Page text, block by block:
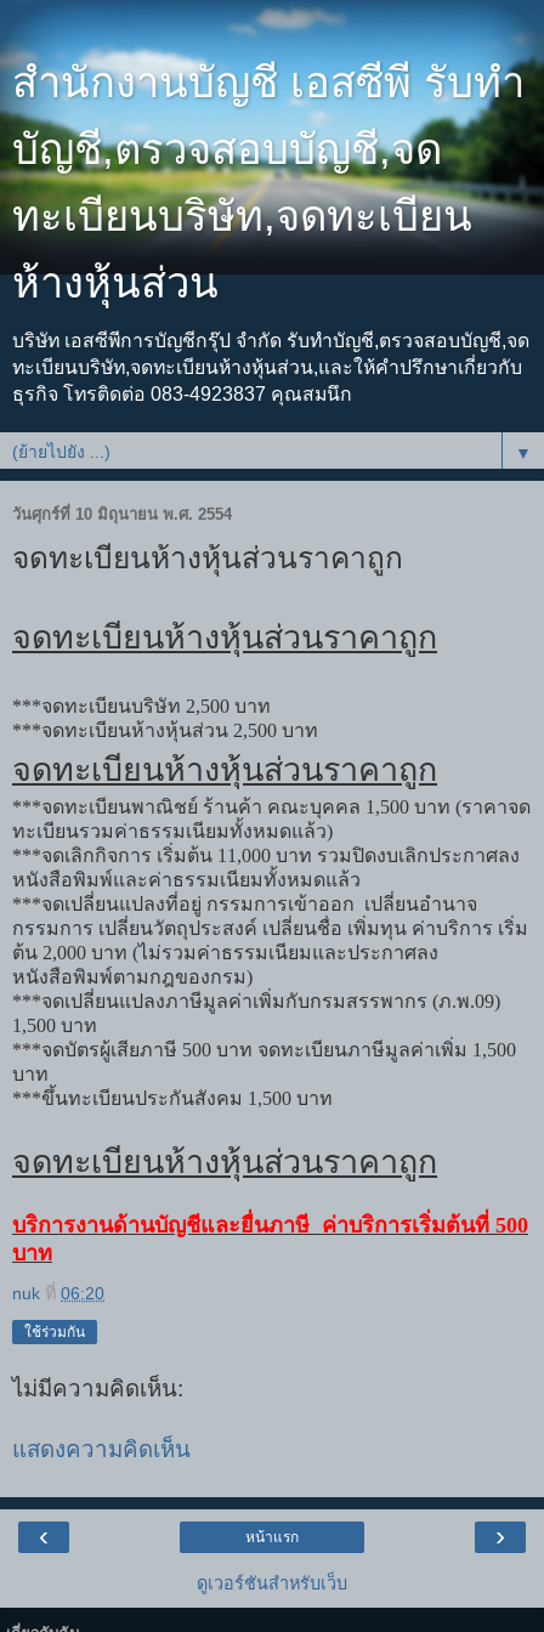
สำนักงานบัญชี เอสซีพี รับทำ
บัญชี,ตรวจสอบบัญชี,จด
ทะเบียนบริษัท,จดทะเบียน
ห้างหุ้นส่วน
บริษัท เอสซีพีการบัญชีกรุ๊ป จำกัด รับทำบัญชี,ตรวจสอบบัญชี,จด
ทะเบียนบริษัท,จดทะเบียนห้างหุ้นส่วน,และให้คำปรึกษาเกี่ยวกับ
ธุรกิจ โทรติดต่อ 083-4923837 คุณสมนึก
▼
วันศุกร์ที่ 10 มิถุนายน พ.ศ. 2554
จดทะเบียนห้างหุ้นส่วนราคาถูก
จดทะเบียนห้างหุ้นส่วนราคาถูก
***จดทะเบียนบริษัท 2,500 บาท
***จดทะเบียนห้างหุ้นส่วน 2,500 บาท
จดทะเบียนห้างหุ้นส่วนราคาถูก
***จดทะเบียนพาณิชย์ ร้านค้า คณะบุคคล 1,500 บาท (ราคาจด
ทะเบียนรวมค่าธรรมเนียมทั้งหมดแล้ว)
***จดเลิกกิจการ เริ่มต้น 11,000 บาท รวมปิดงบเลิกประกาศลง
หนังสือพิมพ์และค่าธรรมเนียมทั้งหมดแล้ว
***จดเปลี่ยนแปลงที่อยู่ กรรมการเข้าออก เปลี่ยนอำนาจ
กรรมการ เปลี่ยนวัตถุประสงค์ เปลี่ยนชื่อ เพิ่มทุน ค่าบริการ เริ่ม
ต้น 2,000 บาท (ไม่รวมค่าธรรมเนียมและประกาศลง
หนังสือพิมพ์ตามกฎของกรม)
***จดเปลี่ยนแปลงภาษีมูลค่าเพิ่มกับกรมสรรพากร (ภ.พ.09)
1,500 บาท
***จดบัตรผู้เสียภาษี 500 บาท จดทะเบียนภาษีมูลค่าเพิ่ม 1,500
บาท
***ขึ้นทะเบียนประกันสังคม 1,500 บาท
จดทะเบียนห้างหุ้นส่วนราคาถูก
บริการงานด้านบัญชีและยื่นภาษี ค่าบริการเริ่มต้นที่ 500
บาท
nuk ที่ 06:20
ใช้ร่วมกัน
ไม่มีความคิดเห็น:
แสดงความคิดเห็น
‹ ›
หน้าแรก
ดูเวอร์ชันสำหรับเว็บ